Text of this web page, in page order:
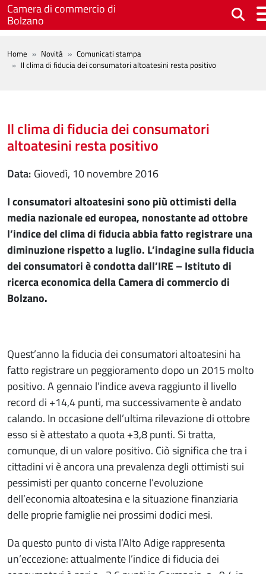
Salta al contenuto principale
Camera di commercio di
Bolzano
BREADCRUMB
Home Novità
Comunicati stampa
Il clima di fiducia dei consumatori altoatesini resta positivo
Il clima di fiducia dei consumatori
altoatesini resta positivo
Data
giovedì, 10 novembre 2016
I consumatori altoatesini sono più ottimisti della
media nazionale ed europea, nonostante ad ottobre
l’indice del clima di fiducia abbia fatto registrare una
diminuzione rispetto a luglio. L’indagine sulla fiducia
dei consumatori è condotta dall’IRE – Istituto di
ricerca economica della Camera di commercio di
Bolzano.
Quest’anno la fiducia dei consumatori altoatesini ha
fatto registrare un peggioramento dopo un 2015 molto
positivo. A gennaio l’indice aveva raggiunto il livello
record di +14,4 punti, ma successivamente è andato
calando. In occasione dell’ultima rilevazione di ottobre
esso si è attestato a quota +3,8 punti. Si tratta,
comunque, di un valore positivo. Ciò significa che tra i
cittadini vi è ancora una prevalenza degli ottimisti sui
pessimisti per quanto concerne l’evoluzione
dell’economia altoatesina e la situazione finanziaria
delle proprie famiglie nei prossimi dodici mesi.
Da questo punto di vista l’Alto Adige rappresenta
un’eccezione: attualmente l’indice di fiducia dei